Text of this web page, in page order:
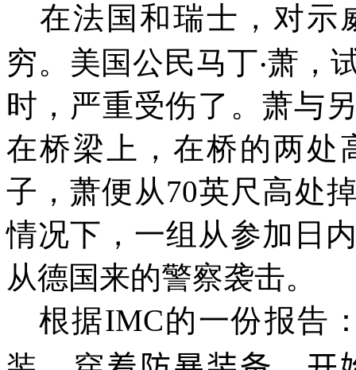
在法国和瑞士，对示
穷。美国公民马丁‧萧，
时，严重受伤了。萧与
在桥梁上，在桥的两处
子，萧便从70英尺高处
情况下，一组从参加日
从德国来的警察袭击。
根据IMC的一份报告